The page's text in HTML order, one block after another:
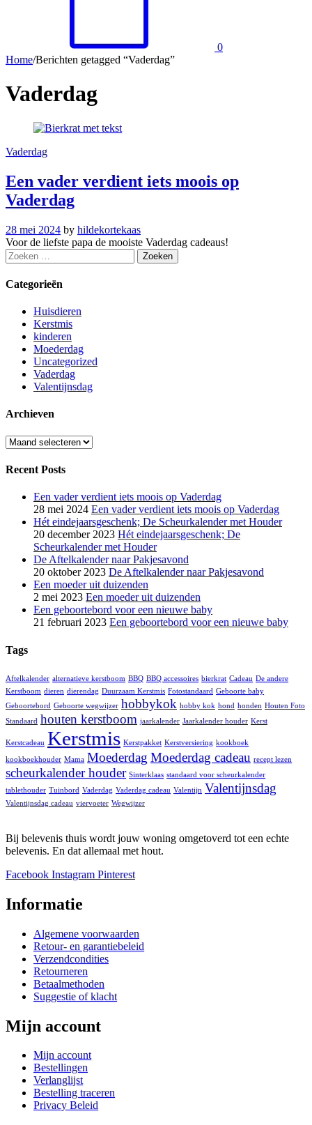
0
Home/Berichten getagged “Vaderdag”
Vaderdag
Vaderdag
Een vader verdient iets moois op
Vaderdag
28 mei 2024 by hildekortekaas
Voor de liefste papa de mooiste Vaderdag cadeaus!
Zoeken
naar:
Categorieën
Huisdieren
Kerstmis
kinderen
Moederdag
Uncategorized
Vaderdag
Valentijnsdag
Archieven
Archieven
Recent Posts
Een vader verdient iets moois op Vaderdag
28 mei 2024 Een vader verdient iets moois op Vaderdag
Hét eindejaarsgeschenk; De Scheurkalender met Houder
20 december 2023 Hét eindejaarsgeschenk; De
Scheurkalender met Houder
De Aftelkalender naar Pakjesavond
20 oktober 2023 De Aftelkalender naar Pakjesavond
Een moeder uit duizenden
2 mei 2023 Een moeder uit duizenden
Een geboortebord voor een nieuwe baby
21 februari 2023 Een geboortebord voor een nieuwe baby
Tags
Aftelkalender alternatieve kerstboom BBQ BBQ accessoires bierkrat Cadeau De andere
Kerstboom dieren dierendag Duurzaam Kerstmis Fotostandaard Geboorte baby
Geboortebord Geboorte wegwijzer hobbykok hobby kok hond honden Houten Foto
Standaard houten kerstboom jaarkalender Jaarkalender houder Kerst
Kerstcadeau Kerstmis Kerstpakket Kerstversiering kookboek
kookboekhouder Mama Moederdag Moederdag cadeau recept lezen
scheurkalender houder Sinterklaas standaard voor scheurkalender
tablethouder Tuinbord Vaderdag Vaderdag cadeau Valentijn Valentijnsdag
Valentijnsdag cadeau viervoeter Wegwijzer
Bij belevenis thuis wordt jouw woning omgetoverd tot een echte
belevenis. En dat allemaal met hout.
Facebook Instagram Pinterest
Informatie
Algemene voorwaarden
Retour- en garantiebeleid
Verzendcondities
Retourneren
Betaalmethoden
Suggestie of klacht
Mijn account
Mijn account
Bestellingen
Verlanglijst
Bestelling traceren
Privacy Beleid